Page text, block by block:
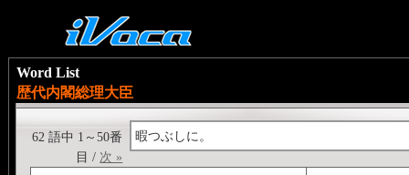
Word List
歴代内閣総理大臣
暇つぶしに。
62 語中 1～50番
目 / 次 »